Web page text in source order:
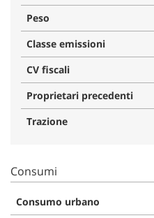
Peso
Classe emissioni
CV fiscali
Proprietari precedenti
Trazione
Consumi
Consumo urbano